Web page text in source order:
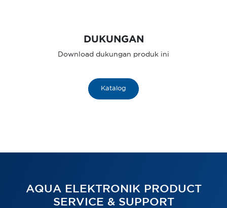
DUKUNGAN
Download dukungan produk ini
Katalog
AQUA ELEKTRONIK PRODUCT
SERVICE & SUPPORT